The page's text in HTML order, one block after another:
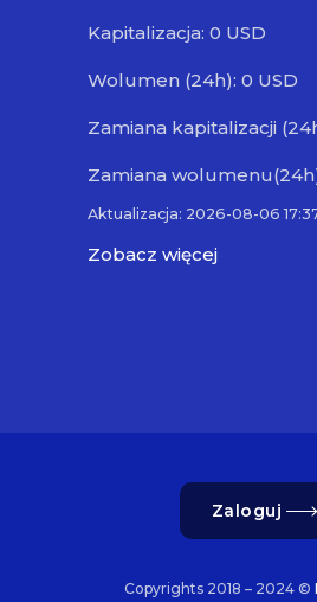
Kapitalizacja: 0 USD
Wolumen (24h): 0 USD
Zamiana kapitalizacji
Zamiana
Aktualizacja: 2026-08-06
Zobacz więcej
Zaloguj
Copyrights 2018 – 2024 ©